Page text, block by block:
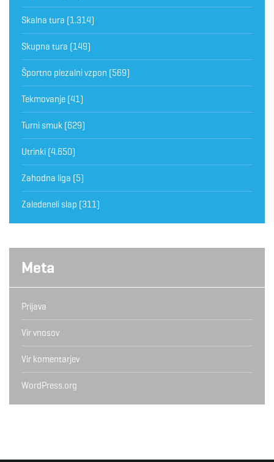
Skalna tura (1.314)
Skupna tura (149)
Športno plezalni vzpon (569)
Tekmovanje (41)
Turni smuk (629)
Utrinki (4.650)
Zahodna liga (5)
Zaledeneli slap (311)
Meta
Prijava
Vir vnosov
Vir komentarjev
WordPress.org